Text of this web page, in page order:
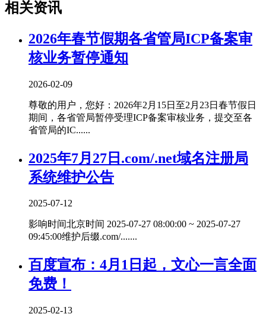
相关资讯
2026年春节假期各省管局ICP备案审
核业务暂停通知
2026-02-09
尊敬的用户，您好：2026年2月15日至2月23日春节假日
期间，各省管局暂停受理ICP备案审核业务，提交至各
省管局的IC......
2025年7月27日.com/.net域名注册局
系统维护公告
2025-07-12
影响时间北京时间 2025-07-27 08:00:00 ~ 2025-07-27
09:45:00维护后缀.com/.......
百度宣布：4月1日起，文心一言全面
免费！
2025-02-13